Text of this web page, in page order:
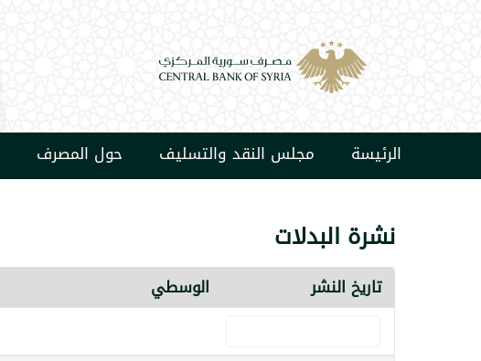
الرئيسة مجلس النقد والتسليف حول المصرف
نشرة البدلات
تاريخ النشر الوسطي